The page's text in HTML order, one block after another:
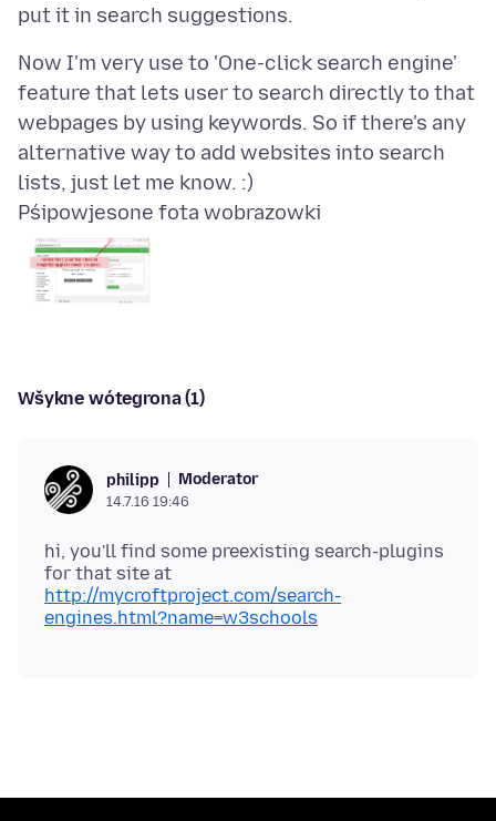
Now I'm very use to 'One-click search engine'
feature that lets user to search directly to that
webpages by using keywords. So if there's any
alternative way to add websites into search
Pśipowjesone fota wobrazowki
Wšykne wótegrona (1)
philipp Moderator
14.7.16 19:46
hi, you'll find some preexisting search-plugins
for that site at
http://mycroftproject.com/search-
engines.html?name=w3schools